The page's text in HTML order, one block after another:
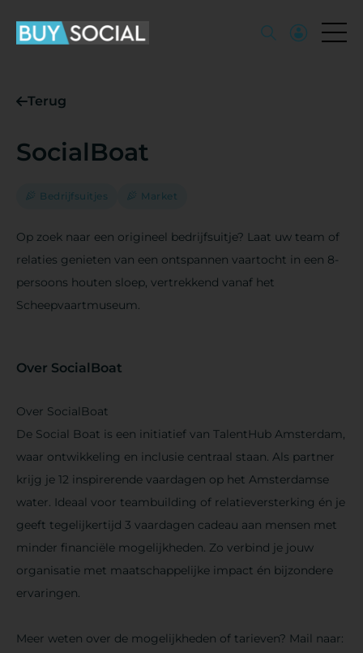
Terug
SocialBoat
Bedrijfsuitjes Market
Op zoek naar een origineel bedrijfsuitje? Laat uw team of
relaties genieten van een ontspannen vaartocht in een 8-
persoons houten sloep, vertrekkend vanaf het
Scheepvaartmuseum.
Over SocialBoat
Over SocialBoat
De Social Boat is een initiatief van TalentHub Amsterdam,
waar ontwikkeling en inclusie centraal staan. Als partner
krijg je 12 inspirerende vaardagen op het Amsterdamse
water. Ideaal voor teambuilding of relatieversterking én je
geeft tegelijkertijd 3 vaardagen cadeau aan mensen met
minder financiële mogelijkheden. Zo verbind je jouw
organisatie met maatschappelijke impact én bijzondere
ervaringen.
Meer weten over de mogelijkheden of tarieven? Mail naar: